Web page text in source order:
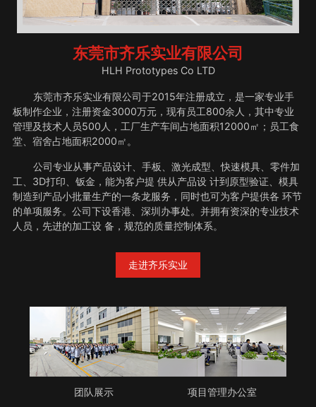
东莞市齐乐实业有限公司
HLH Prototypes Co LTD
东莞市齐乐实业有限公司于2015年注册成立，是一家专业手
板制作企业，注册资金3000万元，现有员工800余人，其中专业
管理及技术人员500人，工厂生产车间占地面积12000㎡；员工食
堂、宿舍占地面积2000㎡。
公司专业从事产品设计、手板、激光成型、快速模具、零件加
工、3D打印、钣金，能为客户提 供从产品设 计到原型验证、模具
制造到产品小批量生产的一条龙服务，同时也可为客户提供各 环节
的单项服务。公司下设香港、深圳办事处。并拥有资深的专业技术
人员，先进的加工设 备，规范的质量控制体系。
走进齐乐实业
团队展示 项目管理办公室